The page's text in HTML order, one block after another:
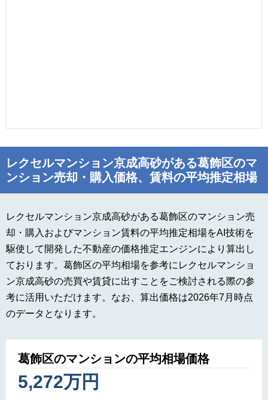
レクセルマンション京成高砂がある葛飾区のマ
ンション売却・購入価格、賃料の平均推定相場
レクセルマンション京成高砂がある葛飾区のマンション売
却・購入およびマンション賃料の平均推定相場をAI技術を
駆使して開発した不動産の価格推定エンジンにより算出し
ております。葛飾区の平均相場を参考にレクセルマンショ
ン京成高砂の売買や賃貸に出すことをご検討される際の参
考に活用いただけます。なお、算出価格は2026年7月時点
のデータとなります。
葛飾区のマンションの平均相場価格
5,272万円